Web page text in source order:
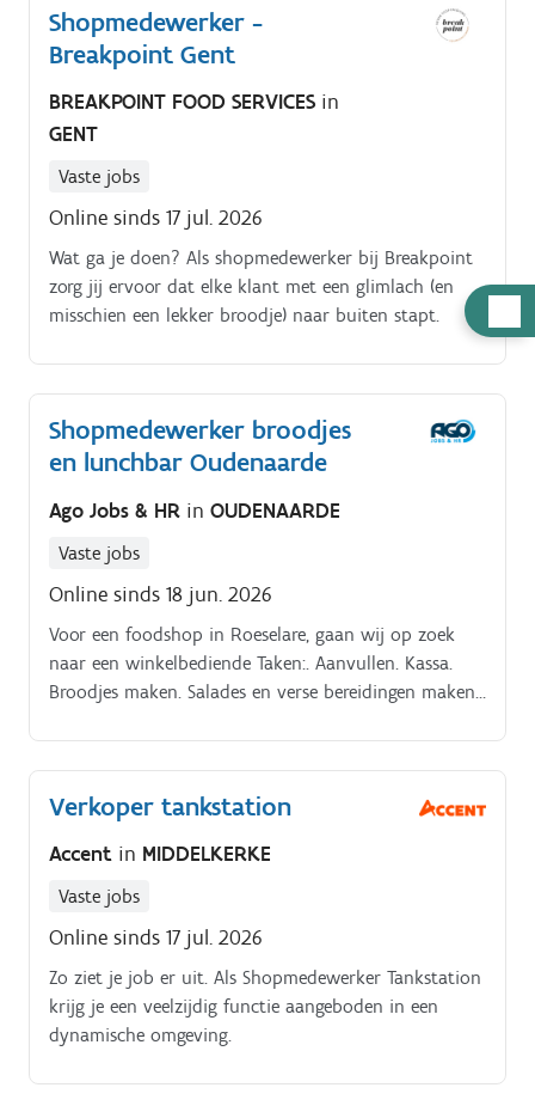
Shopmedewerker -
Breakpoint Gent
BREAKPOINT FOOD SERVICES in
GENT
Vaste jobs
Online sinds 17 jul. 2026
Wat ga je doen? Als shopmedewerker bij Breakpoint
zorg jij ervoor dat elke klant met een glimlach (en
misschien een lekker broodje) naar buiten stapt.
Shopmedewerker broodjes
en lunchbar Oudenaarde
Ago Jobs & HR in OUDENAARDE
Vaste jobs
Online sinds 18 jun. 2026
Voor een foodshop in Roeselare, gaan wij op zoek
naar een winkelbediende Taken:. Aanvullen. Kassa.
Broodjes maken. Salades en verse bereidingen maken.
Verkoper tankstation
Accent in MIDDELKERKE
Vaste jobs
Online sinds 17 jul. 2026
Zo ziet je job er uit. Als Shopmedewerker Tankstation
krijg je een veelzijdig functie aangeboden in een
dynamische omgeving.